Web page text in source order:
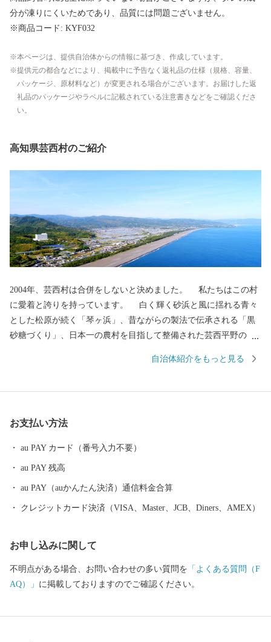
分が凍りにくいためであり、品質には問題ございません。
※商品コード: KYF032
本ページは、提供自治体からの情報に基づき、作成しています。
提供元の都合などにより、掲載中に予告なく返礼品の仕様（規格、容量、
パッケージ、原材料など）が変更される場合がございます。お届けした返
礼品のパッケージやラベルに記載されている注意書きなどをご確認くださ
い。
高知県芸西村のご紹介
2004年、芸西村は合併をしないと決めました。 私たちはこの村
に愛着と誇りを持っています。 白く輝く砂浜と風に揺れる青々
とした松原が続く「琴ヶ浜」、昔ながらの製法で伝承される「黒
砂糖づくり」、日本一の農村を目指して整備された芸西平野の
の世代に受け継ぐため、村民のみなさんと共に工夫して課題に立
自治体紹介をもっと見る
お支払い方法
au PAY カード（番号入力不要）
au PAY 残高
au PAY（auかんたん決済）通信料金合算
クレジットカード決済（VISA、Master、JCB、Diners、AMEX）
お申し込みに関して
不明点がある場合、お問い合わせの多い質問を 「よくある質問（F
AQ）」 に掲載しておりますのでご確認ください。